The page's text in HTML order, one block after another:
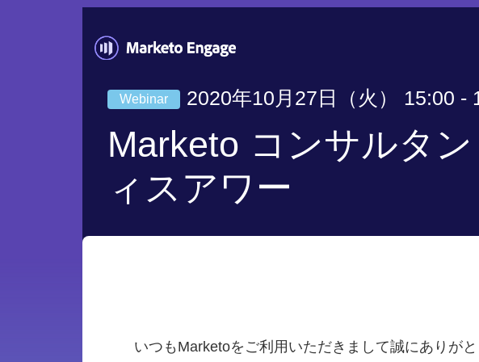
Webinar 2020年10月27日（火） 15:00 -
Marketo コンサルタ
ィスアワー
いつもMarketoをご利用いただきまして誠にありがと